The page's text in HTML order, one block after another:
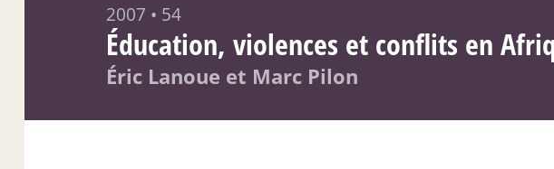
2007 • 54
Éducation, violences et conflits en
Éric Lanoue et Marc Pilon